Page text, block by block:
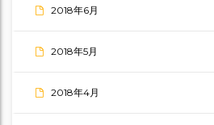
2018年6月
2018年5月
2018年4月